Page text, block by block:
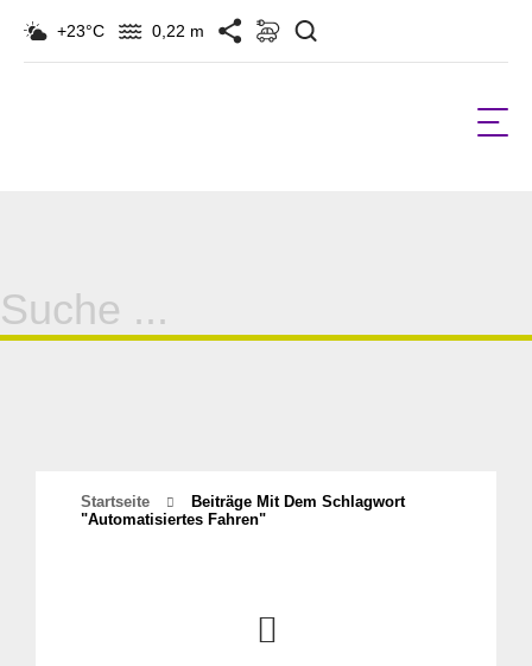
+23°C 0,22 m
Suche
für:
Startseite
Beiträge Mit Dem Schlagwort
"automatisiertes Fahren"